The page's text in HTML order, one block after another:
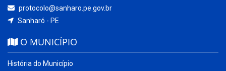
protocolo@sanharo.pe.gov.br
Sanharó - PE
O MUNICÍPIO
História do Município